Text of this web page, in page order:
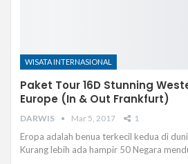
WISATA INTERNASIONAL
Paket Tour 16D Stunning
Europe (In & Out Frankfurt)
DARWIS Mar 5, 2017 1
Eropa adalah benua terkecil kedua di
Kurang lebih ada hampir 50 Negara